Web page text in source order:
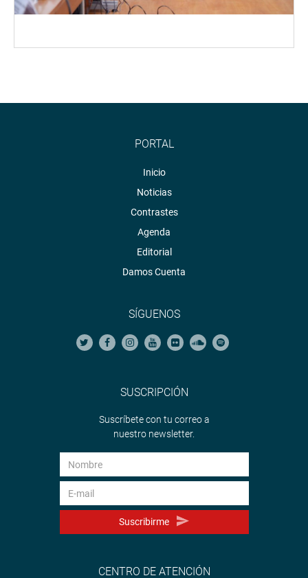
PORTAL
Inicio
Noticias
Contrastes
Agenda
Editorial
Damos Cuenta
SÍGUENOS
SUSCRIPCIÓN
Suscríbete con tu correo a
nuestro newsletter.
Suscribirme
CENTRO DE ATENCIÓN